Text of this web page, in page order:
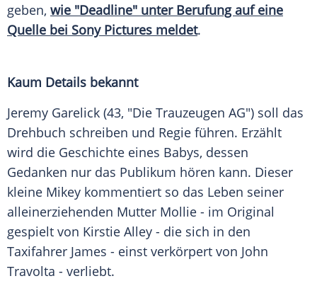
geben, wie "Deadline" unter Berufung auf eine
Quelle bei Sony Pictures meldet.
Kaum Details bekannt
Jeremy Garelick (43, "Die Trauzeugen AG") soll das
Drehbuch schreiben und Regie führen. Erzählt
wird die Geschichte eines Babys, dessen
Gedanken nur das Publikum hören kann. Dieser
kleine Mikey kommentiert so das Leben seiner
alleinerziehenden Mutter Mollie - im Original
gespielt von Kirstie Alley - die sich in den
Taxifahrer James - einst verkörpert von John
Travolta - verliebt.